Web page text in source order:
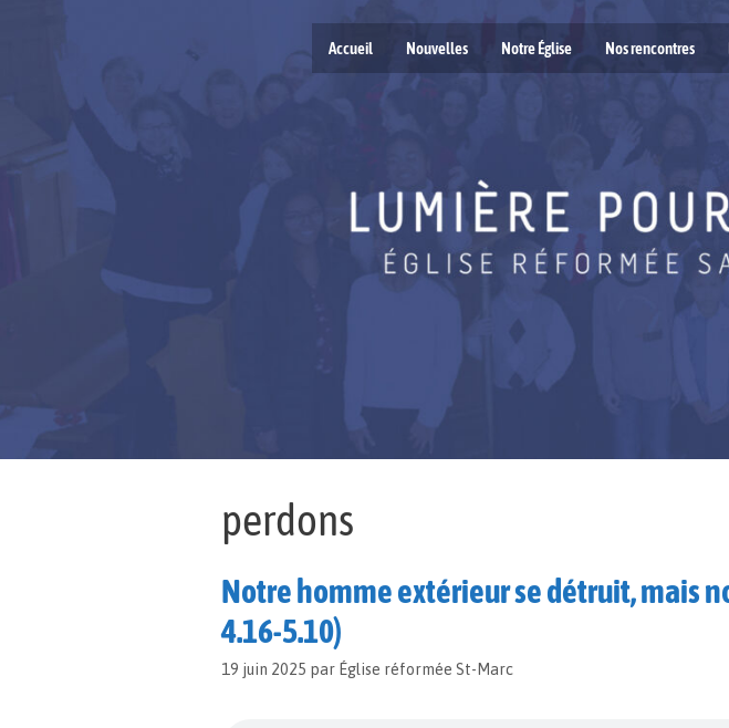
Accueil Nouvelles Notre Église Nos rencontres
perdons
Notre homme extérieur se détruit, mais
4.16-5.10)
19 juin 2025 par Église réformée St-Marc